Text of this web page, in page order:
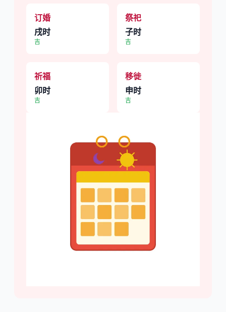
订婚
戌时
吉
祭祀
子时
吉
祈福
卯时
吉
移徙
申时
吉